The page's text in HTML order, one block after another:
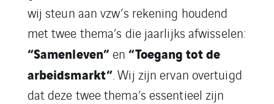
wij steun aan vzw’s rekening houdend
met twee thema’s die jaarlijks afwisselen:
“Samenleven”en “Toegang totde
arbeidsmarkt“. Wij zijn ervan overtuigd
dat deze twee thema’s essentieel zijn